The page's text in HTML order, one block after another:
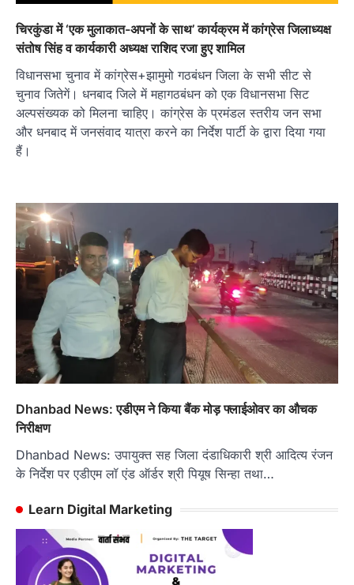
चिरकुंडा में ‘एक मुलाकात-अपनों के साथ’ कार्यक्रम में कांग्रेस जिलाध्यक्ष
संतोष सिंह व कार्यकारी अध्यक्ष राशिद रजा हुए शामिल
विधानसभा चुनाव में कांग्रेस+झामुमो गठबंधन जिला के सभी सीट से
चुनाव जितेगें। धनबाद जिले में महागठबंधन को एक विधानसभा सिट
अल्पसंख्यक को मिलना चाहिए। कांग्रेस के प्रमंडल स्तरीय जन सभा
और धनबाद में जनसंवाद यात्रा करने का निर्देश पार्टी के द्वारा दिया गया
हैं।
Dhanbad News: एडीएम ने किया बैंक मोड़ फ्लाईओवर का औचक
निरीक्षण
Dhanbad News: उपायुक्त सह जिला दंडाधिकारी श्री आदित्य रंजन
के निर्देश पर एडीएम लॉ एंड ऑर्डर श्री पियूष सिन्हा तथा…
Learn Digital Marketing